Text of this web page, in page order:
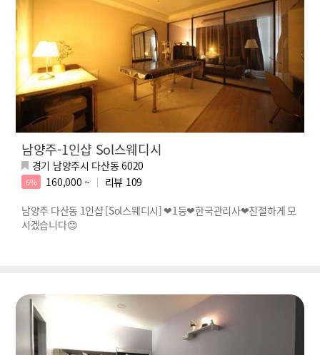
남양주-1인샵 Sol스웨디시
경기 남양주시 다산동 6020
6% 160,000 ~ 리뷰 109
남양주 다산동 1인샵 [Sol스웨디시] ❤1등❤한국관리사❤친절하게 모
시겠습니다😊